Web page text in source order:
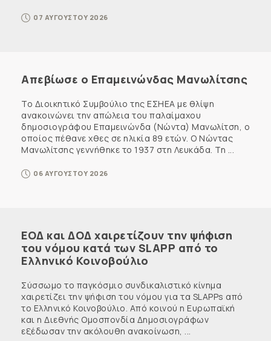
07 ΑΥΓΟΥΣΤΟΥ 2026
Απεβίωσε ο Επαμεινώνδας Μανωλίτσης
Το Διοικητικό Συμβούλιο της ΕΣΗΕΑ με θλίψη
ανακοινώνει την απώλεια του παλαίμαχου
δημοσιογράφου Επαμεινώνδα (Νώντα) Μανωλίτση, ο
οποίος πέθανε χθες σε ηλικία 89 ετών. Ο Νώντας
Μανωλίτσης γεννήθηκε το 1937 στη Λευκάδα. Τη ...
06 ΑΥΓΟΥΣΤΟΥ 2026
ΕΟΔ και ΔΟΔ χαιρετίζουν την ψήφιση
του νόμου κατά των SLAPP από το
Ελληνικό Κοινοβούλιο
Σύσσωμο το παγκόσμιο συνδικαλιστικό κίνημα
χαιρετίζει την ψήφιση του νόμου για τα SLAPPs από
το Ελληνικό Κοινοβούλιο. Από κοινού η Ευρωπαϊκή
και η Διεθνής Ομοσπονδία Δημοσιογράφων
εξέδωσαν την ακόλουθη ανακοίνωση, ...